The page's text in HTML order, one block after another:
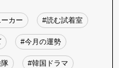
カー #読む試着室
#今月の運勢
#韓国ドラマ